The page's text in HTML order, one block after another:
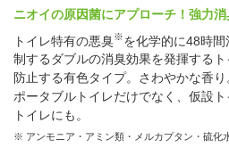
ニオイの原因菌にアプローチ！強力消
トイレ特有の悪臭※を化学的に48時
制するダブルの消臭効果を発揮する
防止する有色タイプ。さわやかな香り
ポータブルトイレだけでなく、仮設
トイレにも。
※ アンモニア・アミン類・メルカプタン・硫化